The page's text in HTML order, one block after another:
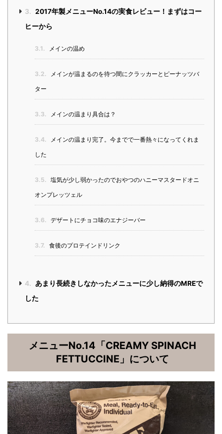
3. 2017年製メニューNo.14の実食レビュー！まずはコー
ヒーから
3.1. メインの温め
3.2.
メインが温まるのを待つ間にクラッカーとピーナッツバ
ター
3.3. メインの温まり具合は？
3.4.
メインの温まり完了。今までで一番熱々になってくれま
した
3.5. 塩気が少し弱かったのでおやつのハニーマスタードオニ
オンプレッツェル
3.6. デザートにチョコ味のエナジーバー
3.7. 食後のプロテインドリンク
4.
あまり長続きしなかったメニューに少し納得のMREで
した
メニューNo.14「CREAMY SPINACH
FETTUCCINE」について